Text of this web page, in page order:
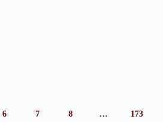
6 7 8 … 173